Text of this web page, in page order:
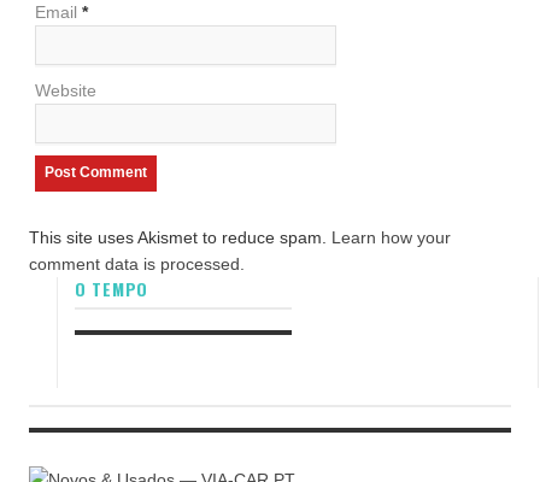
Email *
Website
This site uses Akismet to reduce spam. Learn how your
comment data is processed.
O TEMPO